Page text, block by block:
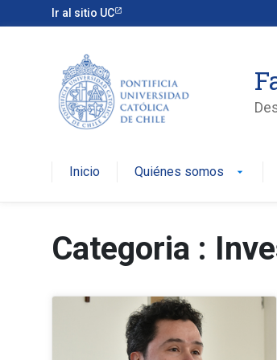
Ir al sitio UC
Inicio Quiénes somos arrow_drop_down
Categoria :